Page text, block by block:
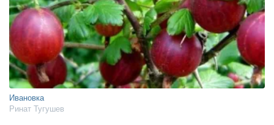
Ивановка
Ринат Тугушев